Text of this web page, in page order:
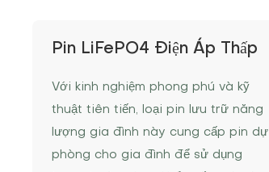
Pin LiFePO4 Điện Áp Thấp
Với kinh nghiệm phong phú và kỹ
thuật tiên tiến, loại pin lưu trữ năng
lượng gia đình này cung cấp pin dự
phòng cho gia đình để sử dụng